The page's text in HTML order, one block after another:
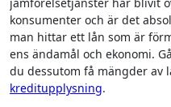
jämförelsetjänster har blivit
konsumenter och är det
man hittar ett lån som är
ens ändamål och ekonomi.
du dessutom få mängder av
kreditupplysning.